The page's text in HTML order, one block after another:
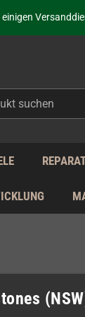
für neue Retro-
- zollfrei